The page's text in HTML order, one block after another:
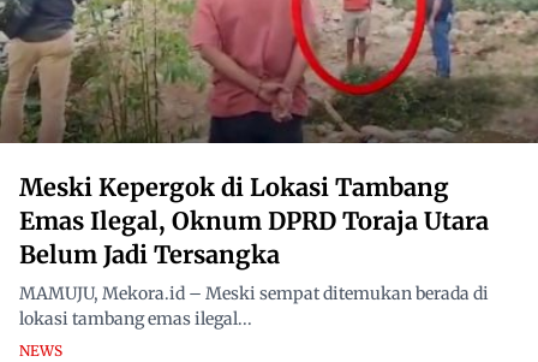
Meski Kepergok di Lokasi Tambang
Emas Ilegal, Oknum DPRD Toraja Utara
Belum Jadi Tersangka
MAMUJU, Mekora.id – Meski sempat ditemukan berada di
lokasi tambang emas ilegal...
NEWS